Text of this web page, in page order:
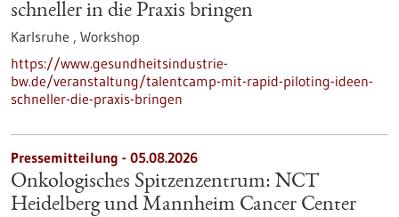
schneller in die Praxis bringen
Karlsruhe , Workshop
https://www.gesundheitsindustrie-
bw.de/veranstaltung/talentcamp-mit-rapid-piloting-ideen-
schneller-die-praxis-bringen
Pressemitteilung - 05.08.2026
Onkologisches Spitzenzentrum: NCT
Heidelberg und Mannheim Cancer Center